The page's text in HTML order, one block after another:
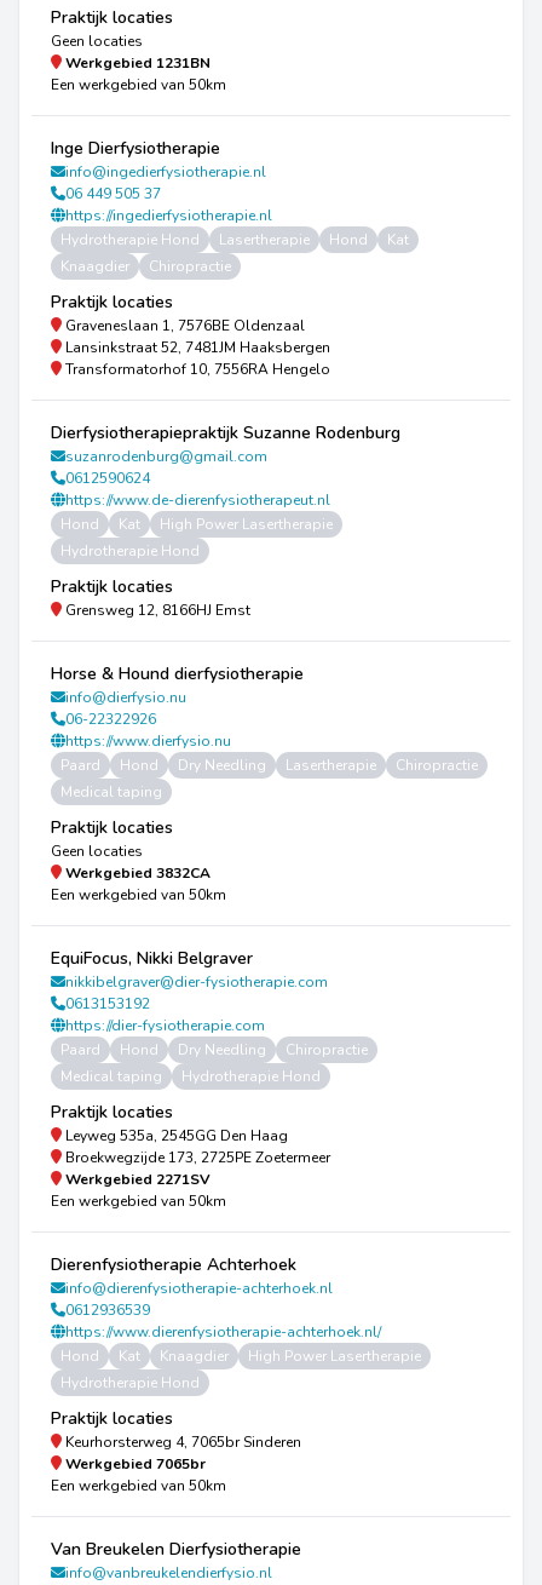
Praktijk locaties
Geen locaties
Werkgebied 1231BN
Een werkgebied van 50km
Inge Dierfysiotherapie
info@ingedierfysiotherapie.nl
06 449 505 37
https://ingedierfysiotherapie.nl
Hydrotherapie Hond
Lasertherapie Hond
Kat
Knaagdier
Chiropractie
Praktijk locaties
Graveneslaan 1, 7576BE Oldenzaal
Lansinkstraat 52, 7481JM Haaksbergen
Transformatorhof 10, 7556RA Hengelo
Dierfysiotherapiepraktijk Suzanne Rodenburg
suzanrodenburg@gmail.com
0612590624
https://www.de-dierenfysiotherapeut.nl
Hond
Kat
High Power Lasertherapie
Hydrotherapie Hond
Praktijk locaties
Grensweg 12, 8166HJ Emst
Horse & Hound dierfysiotherapie
info@dierfysio.nu
06-22322926
https://www.dierfysio.nu
Paard
Hond Dry Needling Lasertherapie
Chiropractie
Medical taping
Praktijk locaties
Geen locaties
Werkgebied 3832CA
Een werkgebied van 50km
EquiFocus, Nikki Belgraver
nikkibelgraver@dier-fysiotherapie.com
0613153192
https://dier-fysiotherapie.com
Paard
Hond Dry Needling
Chiropractie
Medical taping
Hydrotherapie Hond
Praktijk locaties
Leyweg 535a, 2545GG Den Haag
Broekwegzijde 173, 2725PE Zoetermeer
Werkgebied 2271SV
Een werkgebied van 50km
Dierenfysiotherapie Achterhoek
info@dierenfysiotherapie-achterhoek.nl
0612936539
https://www.dierenfysiotherapie-achterhoek.nl/
Hond
Kat Knaagdier
High Power Lasertherapie
Hydrotherapie Hond
Praktijk locaties
Keurhorsterweg 4, 7065br Sinderen
Werkgebied 7065br
Een werkgebied van 50km
Van Breukelen Dierfysiotherapie
info@vanbreukelendierfysio.nl